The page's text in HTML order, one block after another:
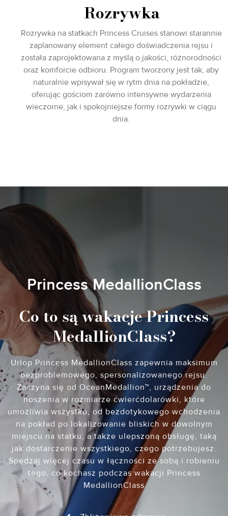
Rozrywka
Rozrywka na statkach Princess Cruises stanowi starannie
zaplanowany element całego doświadczenia rejsu i
została zaprojektowana z myślą o jakości, różnorodności
oraz komforcie odbioru. Program tworzony jest tak, aby
naturalnie wpisywał się w rytm dnia na pokładzie,
oferując gościom zarówno intensywne wydarzenia
wieczorne, jak i spokojniejsze formy rozrywki w ciągu
dnia.
Princess MedallionClass
Co to są wakacje Princess
MedallionClass?
Urlop Princess MedallionClass zapewnia maksimum
bezproblemowego, spersonalizowanego rejsu.
Zaczyna się od OceanMedallion™, urządzenia do
noszenia w rozmiarze ćwierćdolarówki, które
umożliwia wszystko, od bezdotykowego wchodzenia
na pokład po lokalizowanie bliskich w dowolnym
miejscu na statku, a także ulepszoną obsługę, taką
jak dostarczenie wszystkiego, czego potrzebujesz.
Spędzaj więcej czasu w łączności ze sobą i robieniu
tego, co kochasz podczas wakacji Princess
MedallionClass